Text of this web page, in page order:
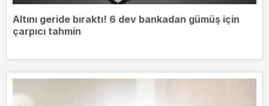
Altını geride bıraktı! 6 dev bankadan gümüş için
çarpıcı tahmin